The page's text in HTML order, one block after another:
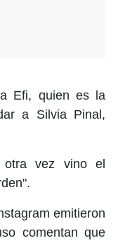
Efi, quien es la
a Silvia Pinal,
vez vino el
emitieron
comentan que